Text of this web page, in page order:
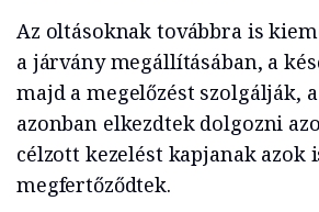
Az oltásoknak továbbra is
a járvány megállításában, a
majd a megelőzést szolgálják,
azonban elkezdtek dolgozni
célzott kezelést kapjanak azok
megfertőződtek.